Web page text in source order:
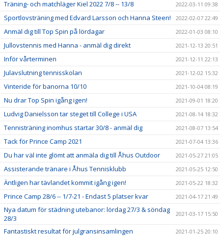
Träning- och matchläger Kiel 2022 7/8 -- 13/8 2022-03-11 09:38
Sportlovsträning med Edvard Larsson och Hanna Steen! 2022-02-07 22:49
Anmäl dig till Top Spin på lördagar 2022-01-03 08:10
Jullovstennis med Hanna - anmäl dig direkt 2021-12-13 20:51
Inför vårterminen 2021-12-11 22:13
Julavslutning tennisskolan 2021-12-02 15:32
Vinteride för banorna 10/10 2021-10-04 08:19
Nu drar Top Spin igång igen! 2021-09-01 18:20
Ludvig Danielsson tar steget till College i USA 2021-08-14 18:32
Tennisträning inomhus startar 30/8 - anmäl dig 2021-08-07 13:54
Tack för Prince Camp 2021 2021-07-04 13:36
Du har väl inte glömt att anmäla dig till Åhus Outdoor 2021-05-27 21:05
Assisterande tränare i Åhus Tennisklubb 2021-05-25 12:50
Äntligen har tävlandet kommit igång igen! 2021-05-22 18:32
Prince Camp 28/6 -- 1/7-21 - Endast 5 platser kvar 2021-04-17 21:49
Nya datum för städning utebanor: lördag 27/3 & söndag
28/3
2021-03-17 15:50
Fantastiskt resultat för julgransinsamlingen 2021-01-25 20:10